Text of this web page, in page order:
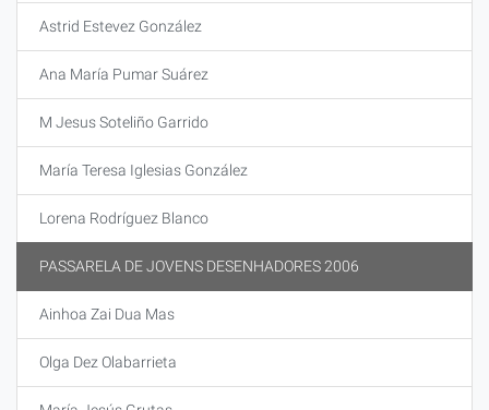
Astrid Estevez González
Ana María Pumar Suárez
M Jesus Soteliño Garrido
María Teresa Iglesias González
Lorena Rodríguez Blanco
PASSARELA DE JOVENS DESENHADORES 2006
Ainhoa Zai Dua Mas
Olga Dez Olabarrieta